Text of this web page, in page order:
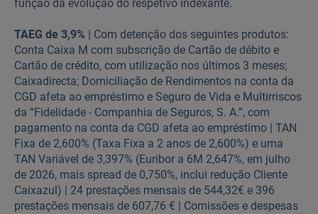
função da evolução do respetivo indexante.
TAEG de 3,9% | Com detenção dos seguintes produtos:
Conta Caixa M com subscrição de Cartão de débito e
Cartão de crédito, com utilização nos últimos 3 meses;
Caixadirecta; Domiciliação de Rendimentos na conta da
CGD afeta ao empréstimo e Seguro de Vida e Multirriscos
da “Fidelidade - Companhia de Seguros, S. A.”, com
pagamento na conta da CGD afeta ao empréstimo | TAN
Fixa de 2,600% (Taxa Fixa a 2 anos de 2,600%) e uma
TAN Variável de 3,397% (Euribor a 6M 2,647%, em julho
de 2026, mais spread de 0,750%, inclui redução Cliente
Caixazul) | 24 prestações mensais de 544,32€ e 396
prestações mensais de 607,76 € | Comissões e despesas